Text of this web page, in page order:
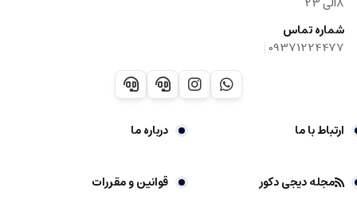
شماره تماس
09371224477
|
ارتباط با ما درباره ما
مجله دیجی دکور قوانین و مقررات